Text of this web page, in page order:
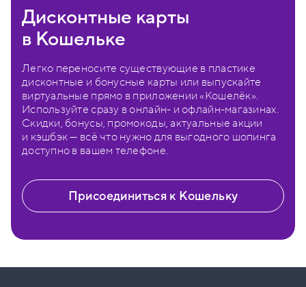
Дисконтные карты
в Кошельке
Легко переносите существующие в пластике
дисконтные и бонусные карты или выпускайте
виртуальные прямо в приложении «Кошелёк».
Используйте сразу в онлайн- и офлайн-магазинах.
Скидки, бонусы, промокоды, актуальные акции
и кэшбэк — всё что нужно для выгодного шопинга
доступно в вашем телефоне.
Присоединиться к Кошельку